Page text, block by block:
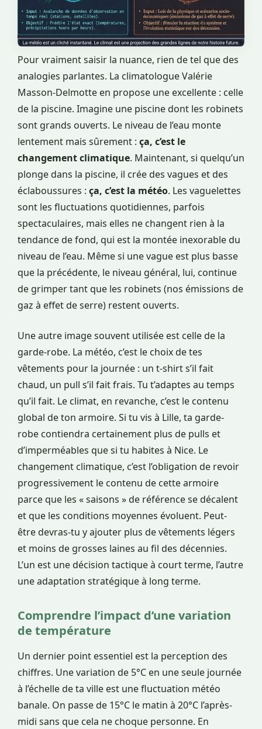
Pour vraiment saisir la nuance, rien de tel que des
analogies parlantes. La climatologue Valérie
Masson-Delmotte en propose une excellente : celle
de la piscine. Imagine une piscine dont les robinets
sont grands ouverts. Le niveau de l’eau monte
lentement mais sûrement : ça, c’est le
changement climatique. Maintenant, si quelqu’un
plonge dans la piscine, il crée des vagues et des
éclaboussures : ça, c’est la météo. Les vaguelettes
sont les fluctuations quotidiennes, parfois
spectaculaires, mais elles ne changent rien à la
tendance de fond, qui est la montée inexorable du
niveau de l’eau. Même si une vague est plus basse
que la précédente, le niveau général, lui, continue
de grimper tant que les robinets (nos émissions de
gaz à effet de serre) restent ouverts.
Une autre image souvent utilisée est celle de la
garde-robe. La météo, c’est le choix de tes
vêtements pour la journée : un t-shirt s’il fait
chaud, un pull s’il fait frais. Tu t’adaptes au temps
qu’il fait. Le climat, en revanche, c’est le contenu
global de ton armoire. Si tu vis à Lille, ta garde-
robe contiendra certainement plus de pulls et
d’imperméables que si tu habites à Nice. Le
changement climatique, c’est l’obligation de revoir
progressivement le contenu de cette armoire
parce que les « saisons » de référence se décalent
et que les conditions moyennes évoluent. Peut-
être devras-tu y ajouter plus de vêtements légers
et moins de grosses laines au fil des décennies.
L’un est une décision tactique à court terme, l’autre
une adaptation stratégique à long terme.
Comprendre l’impact d’une variation
de température
Un dernier point essentiel est la perception des
chiffres. Une variation de 5°C en une seule journée
à l’échelle de ta ville est une fluctuation météo
banale. On passe de 15°C le matin à 20°C l’après-
midi sans que cela ne choque personne. En